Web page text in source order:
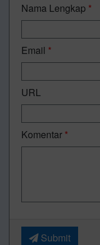
Nama Lengkap *
Email *
URL
Komentar *
Submit